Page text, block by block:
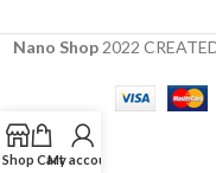
Nano Shop 2022
Shop Cart
My account